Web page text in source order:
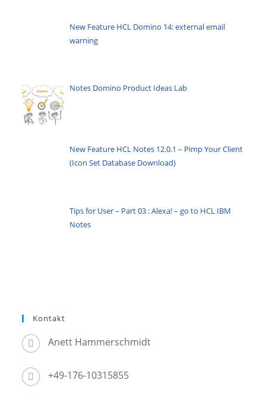
New Feature HCL Domino 14: external email
warning
Notes Domino Product Ideas Lab
New Feature HCL Notes 12.0.1 – Pimp Your Client
(Icon Set Database Download)
Tips for User – Part 03 : Alexa! – go to HCL IBM
Notes
Kontakt
Anett Hammerschmidt
+49-176-10315855